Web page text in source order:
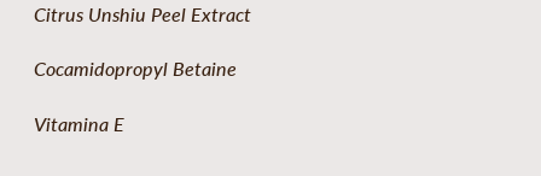
Citrus Unshiu Peel Extract
Cocamidopropyl Betaine
Vitamina E